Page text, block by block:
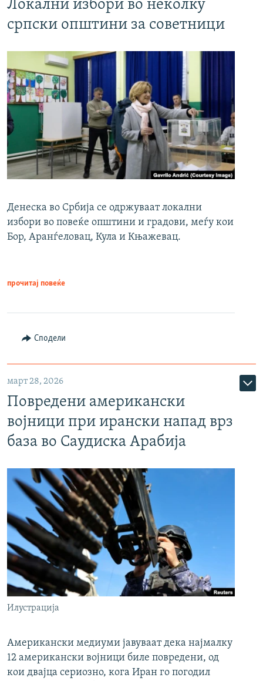
Локални избори во неколку
српски општини за советници
Денеска во Србија се одржуваат локални
избори во повеќе општини и градови, меѓу кои
Бор, Аранѓеловац, Кула и Књажевац.
прочитај повеќе
Сподели
март 28, 2026
Повредени американски
војници при ирански напад врз
база во Саудиска Арабија
Илустрација
Американски медиуми јавуваат дека најмалку
12 американски војници биле повредени, од
кои двајца сериозно, кога Иран го погодил